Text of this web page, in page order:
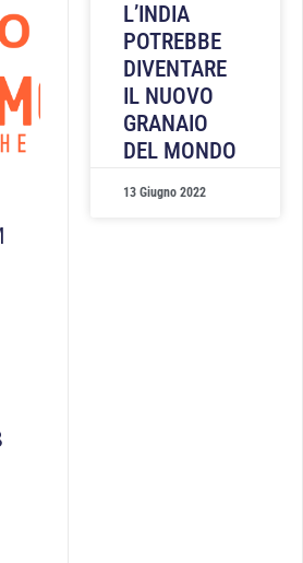
L’INDIA
POTREBBE
DIVENTARE
IL NUOVO
GRANAIO
DEL MONDO
13 Giugno 2022